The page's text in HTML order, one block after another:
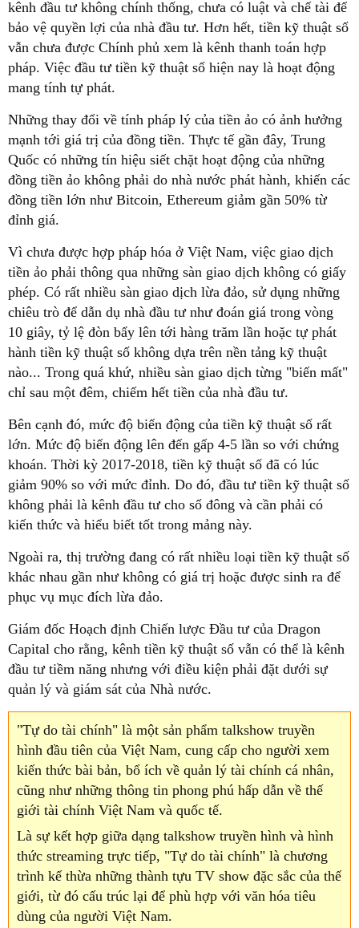
kênh đầu tư không chính thống, chưa có luật và chế tài để
bảo vệ quyền lợi của nhà đầu tư. Hơn hết, tiền kỹ thuật số
vẫn chưa được Chính phủ xem là kênh thanh toán hợp
pháp. Việc đầu tư tiền kỹ thuật số hiện nay là hoạt động
mang tính tự phát.
Những thay đổi về tính pháp lý của tiền ảo có ảnh hưởng
mạnh tới giá trị của đồng tiền. Thực tế gần đây, Trung
Quốc có những tín hiệu siết chặt hoạt động của những
đồng tiền ảo không phải do nhà nước phát hành, khiến các
đồng tiền lớn như Bitcoin, Ethereum giảm gần 50% từ
đỉnh giá.
Vì chưa được hợp pháp hóa ở Việt Nam, việc giao dịch
tiền ảo phải thông qua những sàn giao dịch không có giấy
phép. Có rất nhiều sàn giao dịch lừa đảo, sử dụng những
chiêu trò để dẫn dụ nhà đầu tư như đoán giá trong vòng
10 giây, tỷ lệ đòn bẩy lên tới hàng trăm lần hoặc tự phát
hành tiền kỹ thuật số không dựa trên nền tảng kỹ thuật
nào... Trong quá khứ, nhiều sàn giao dịch từng "biến mất"
chỉ sau một đêm, chiếm hết tiền của nhà đầu tư.
Bên cạnh đó, mức độ biến động của tiền kỹ thuật số rất
lớn. Mức độ biến động lên đến gấp 4-5 lần so với chứng
khoán. Thời kỳ 2017-2018, tiền kỹ thuật số đã có lúc
giảm 90% so với mức đỉnh. Do đó, đầu tư tiền kỹ thuật số
không phải là kênh đầu tư cho số đông và cần phải có
kiến thức và hiểu biết tốt trong mảng này.
Ngoài ra, thị trường đang có rất nhiều loại tiền kỹ thuật số
khác nhau gần như không có giá trị hoặc được sinh ra để
phục vụ mục đích lừa đảo.
Giám đốc Hoạch định Chiến lược Đầu tư của Dragon
Capital cho rằng, kênh tiền kỹ thuật số vẫn có thể là kênh
đầu tư tiềm năng nhưng với điều kiện phải đặt dưới sự
quản lý và giám sát của Nhà nước.
"Tự do tài chính" là một sản phẩm talkshow truyền
hình đầu tiên của Việt Nam, cung cấp cho người xem
kiến thức bài bản, bổ ích về quản lý tài chính cá nhân,
cũng như những thông tin phong phú hấp dẫn về thế
giới tài chính Việt Nam và quốc tế.
Là sự kết hợp giữa dạng talkshow truyền hình và hình
thức streaming trực tiếp, "Tự do tài chính" là chương
trình kế thừa những thành tựu TV show đặc sắc của thế
giới, từ đó cấu trúc lại để phù hợp với văn hóa tiêu
dùng của người Việt Nam.